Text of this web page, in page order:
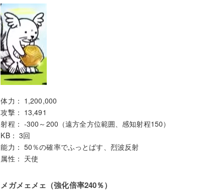
体力： 1,200,000
攻撃： 13,491
射程： -300～200（遠方全方位範囲、感知射程150）
KB： 3回
能力： 50％の確率でふっとばす、烈波反射
属性： 天使
メガメェメェ（強化倍率240％）